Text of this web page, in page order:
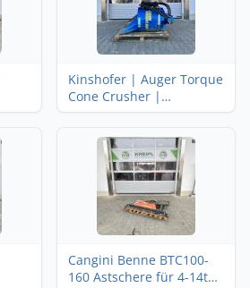
Kinshofer | Auger Torque
Cone Crusher |
Brecherlöffel | 3-10t
Cangini Benne BTC100-
160 Astschere für 4-14t